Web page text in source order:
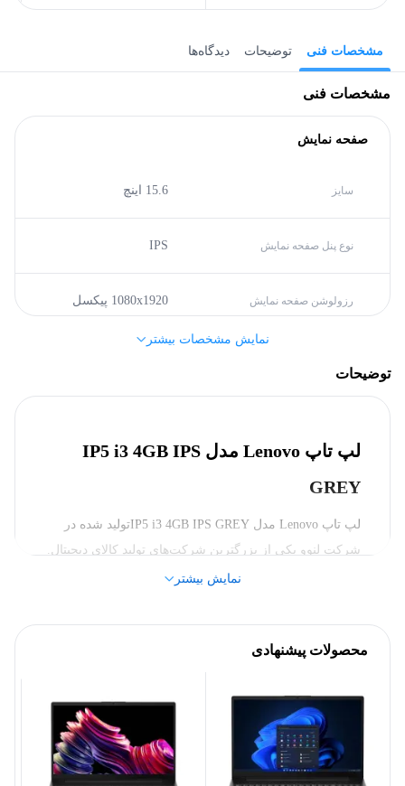
مشخصات فنی توضیحات دیدگاه‌ها
مشخصات فنی
صفحه نمایش
سایز 15.6 اینچ
نوع پنل صفحه نمایش IPS
رزولوشن صفحه نمایش 1080x1920 پیکسل
پردازنده
3.0تا4.1 گیگا هرتز
سازنده پردازنده
حافظه کش
نمایش مشخصات بیشتر
توضیحات
لپ تاپ Lenovo مدل IP5 i3 4GB IPS
GREY
لپ تاپ Lenovo مدل IP5 i3 4GB IPS GREYتولید شده در
شرکت لنوو یکی از بزرگترین شرکت‌های تولید کالای دیجیتال.
رم DDR4 می‌باشد. شما می‌توانید از این لپ‌تاپ برای انجام
کارهای روزمره خود استفاده کنید. اگر برای انجام کارهای
گرافیکی با حجم بالا یا ویرایش ویدیو و عکس یک سیستم لازم
دارید پیشنهاد ما این است که از لپ‌تاپ مدل لپ تاپ Lenovo
که لینک خرید این محصول برای
شما گذاشته شده است استفاده کنید.
نمایش بیشتر
محصولات پیشنهادی